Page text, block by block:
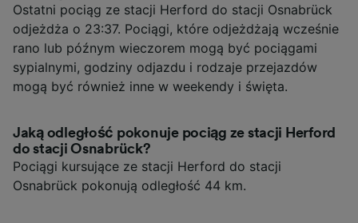
Ostatni pociąg ze stacji Herford do stacji Osnabrück
odjeżdża o 23:37. Pociągi, które odjeżdżają wcześnie
rano lub późnym wieczorem mogą być pociągami
sypialnymi, godziny odjazdu i rodzaje przejazdów
mogą być również inne w weekendy i święta.
Jaką odległość pokonuje pociąg ze stacji Herford
do stacji Osnabrück?
Pociągi kursujące ze stacji Herford do stacji
Osnabrück pokonują odległość 44 km.